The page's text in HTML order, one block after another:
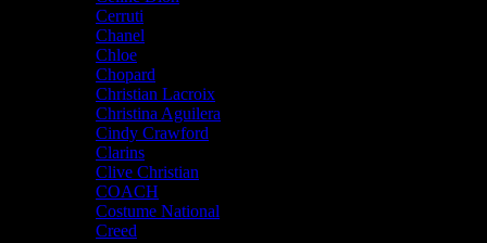
Cerruti
Chanel
Chloe
Chopard
Christian Lacroix
Christina Aguilera
Cindy Crawford
Clarins
Clive Christian
COACH
Costume National
Creed